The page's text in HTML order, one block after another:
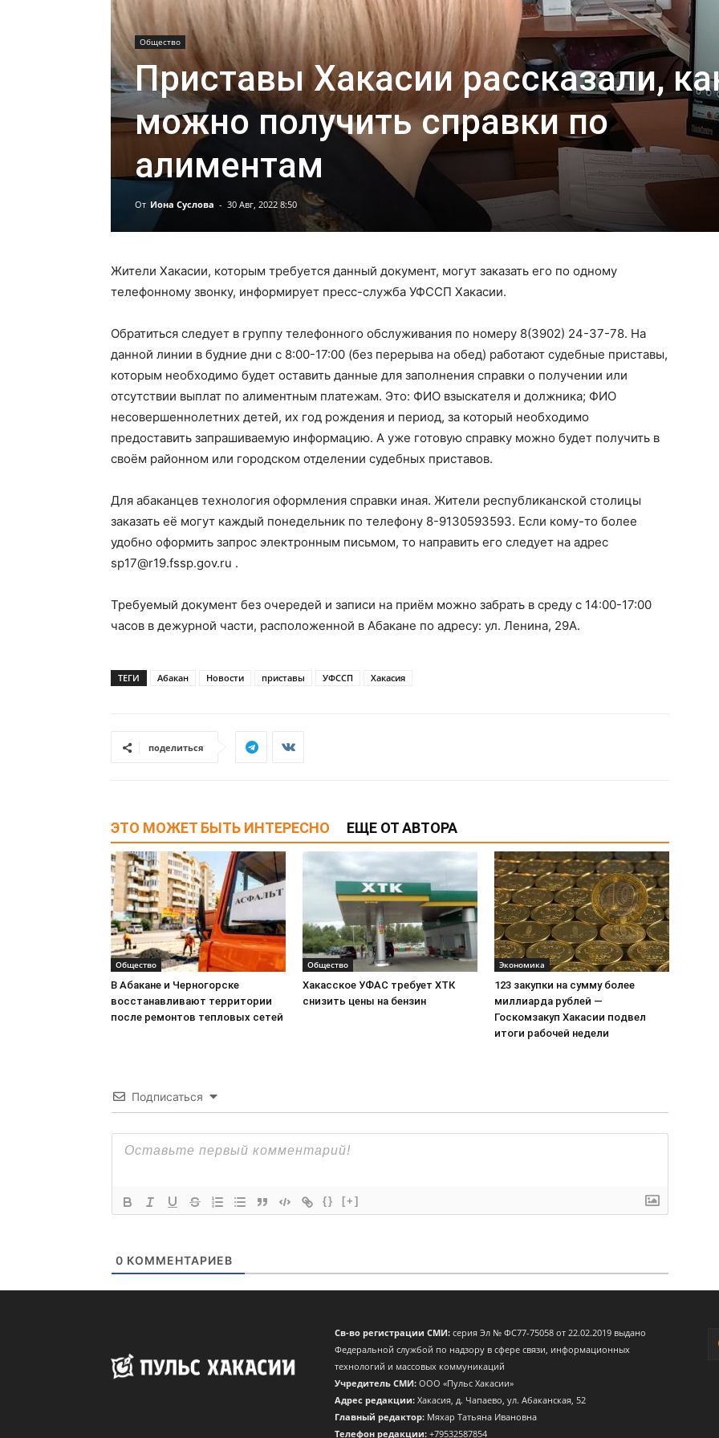
Общество
Приставы Хакасии рассказали,
можно получить справки по
алиментам
От Иона Суслова - 30 Авг, 2022 8:50
Жители Хакасии, которым требуется данный документ, могут заказать его по одному
телефонному звонку, информирует пресс-служба УФССП Хакасии.
Обратиться следует в группу телефонного обслуживания по номеру 8(3902) 24-37-78. На
данной линии в будние дни с 8:00-17:00 (без перерыва на обед) работают судебные приставы,
которым необходимо будет оставить данные для заполнения справки о получении или
отсутствии выплат по алиментным платежам. Это: ФИО взыскателя и должника; ФИО
несовершеннолетних детей, их год рождения и период, за который необходимо
предоставить запрашиваемую информацию. А уже готовую справку можно будет получить в
своём районном или городском отделении судебных приставов.
Для абаканцев технология оформления справки иная. Жители республиканской столицы
заказать её могут каждый понедельник по телефону 8-9130593593. Если кому-то более
удобно оформить запрос электронным письмом, то направить его следует на адрес
sp17@r19.fssp.gov.ru .
Требуемый документ без очередей и записи на приём можно забрать в среду с 14:00-17:00
часов в дежурной части, расположенной в Абакане по адресу: ул. Ленина, 29А.
ТЕГИ Абакан Новости приставы УФССП Хакасия
поделиться
ЭТО МОЖЕТ БЫТЬ ИНТЕРЕСНО ЕЩЕ ОТ АВТОРА
Общество
В Абакане и Черногорске
восстанавливают территории
после ремонтов тепловых сетей
Общество
Хакасское УФАС требует ХТК
снизить цены на бензин
Экономика
123 закупки на сумму более
миллиарда рублей —
Госкомзакуп Хакасии подвел
итоги рабочей недели
Подписаться
{} [+]
0 КОММЕНТАРИЕВ
Св-во регистрации СМИ: серия Эл № ФС77-75058 от 22.02.2019 выдано
Федеральной службой по надзору в сфере связи, информационных
технологий и массовых коммуникаций
Учредитель СМИ: ООО «Пульс Хакасии»
Адрес редакции: Хакасия, д. Чапаево, ул. Абаканская, 52
Главный редактор: Мяхар Татьяна Ивановна
Телефон редакции: +79532587854